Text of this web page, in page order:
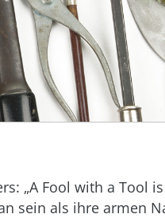
„A Fool with a Tool
sein als ihre armen